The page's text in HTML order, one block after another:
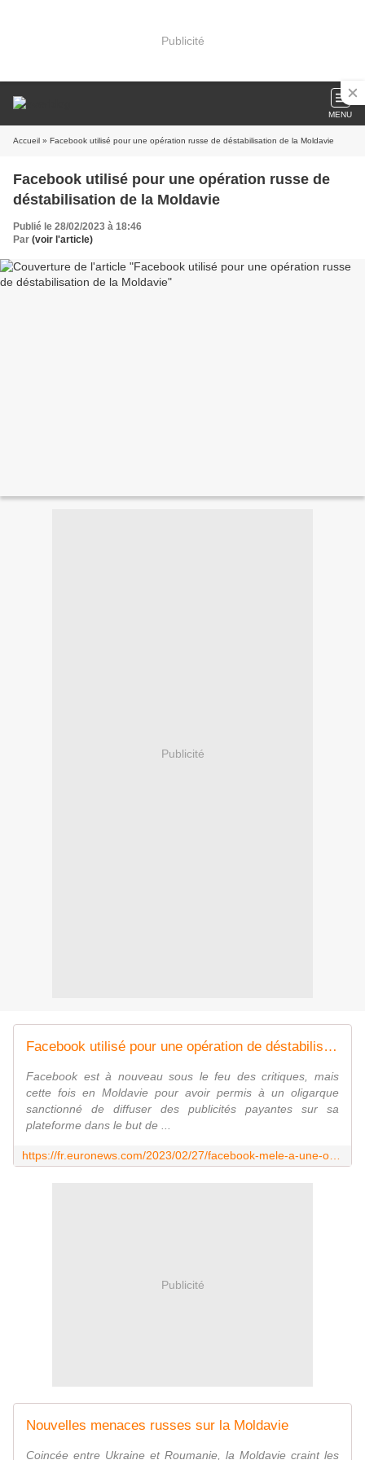
Publicité
MENU
Accueil » Facebook utilisé pour une opération russe de déstabilisation de la Moldavie
Facebook utilisé pour une opération russe de
déstabilisation de la Moldavie
Publié le 28/02/2023 à 18:46
Par (voir l'article)
Publicité
Facebook utilisé pour une opération de déstabilisation de la Moldavie
Facebook est à nouveau sous le feu des critiques, mais
cette fois en Moldavie pour avoir permis à un oligarque
sanctionné de diffuser des publicités payantes sur sa
plateforme dans le but de ...
Publicité
Nouvelles menaces russes sur la Moldavie
Coincée entre Ukraine et Roumanie, la Moldavie craint les